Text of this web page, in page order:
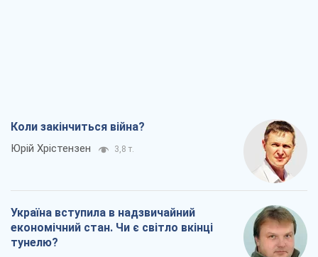
Коли закінчиться війна?
Юрій Хрістензен 3,8 т.
Україна вступила в надзвичайний
економічний стан. Чи є світло вкінці
тунелю?